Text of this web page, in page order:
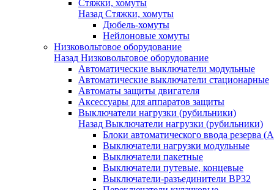
Стяжки, хомуты
Назад Стяжки, хомуты
Дюбель-хомуты
Нейлоновые хомуты
Низковольтовое оборудование
Назад Низковольтовое оборудование
Автоматические выключатели модульные
Автоматические выключатели стационарные
Автоматы защиты двигателя
Аксессуары для аппаратов защиты
Выключатели нагрузки (рубильники)
Назад Выключатели нагрузки (рубильники)
Блоки автоматического ввода резерва
Выключатели нагрузки модульные
Выключатели пакетные
Выключатели путевые, концевые
Выключатели-разъединители ВР32